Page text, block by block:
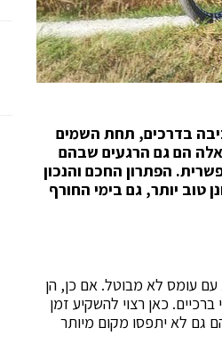
בדרכים, תחת השמים
הם גם הרגעים שבהם
הפתרון החכם והנכון
טוב יותר, גם בימי החורף
עם עומס לא מבוטל. אם כן, הן
כאן רצוי להשקיע זמן
גם לא יתפסו מקום מיותר